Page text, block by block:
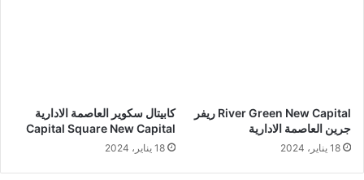
River Green New Capital ريفر
جرين العاصمة الادارية
18 يناير، 2024
كابيتال سكوير العاصمة الادارية
Capital Square New Capital
18 يناير، 2024